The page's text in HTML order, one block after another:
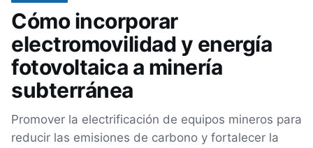
Cómo incorporar
electromovilidad y energía
fotovoltaica a minería
subterránea
Promover la electrificación de equipos mineros para
reducir las emisiones de carbono y fortalecer la